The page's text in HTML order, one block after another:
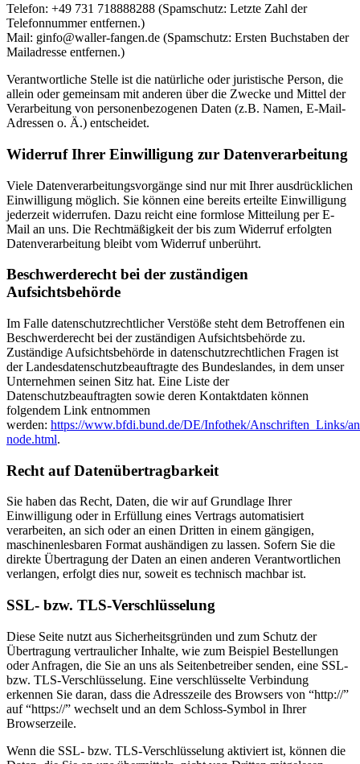
Telefon: +49 731 718888288 (Spamschutz: Letzte Zahl der
Telefonnummer entfernen.)
Mail: ginfo@waller-fangen.de (Spamschutz: Ersten Buchstaben der
Mailadresse entfernen.)
Verantwortliche Stelle ist die natürliche oder juristische Person, die
allein oder gemeinsam mit anderen über die Zwecke und Mittel der
Verarbeitung von personenbezogenen Daten (z.B. Namen, E-Mail-
Adressen o. Ä.) entscheidet.
Widerruf Ihrer Einwilligung zur Datenverarbeitung
Viele Datenverarbeitungsvorgänge sind nur mit Ihrer ausdrücklichen
Einwilligung möglich. Sie können eine bereits erteilte Einwilligung
jederzeit widerrufen. Dazu reicht eine formlose Mitteilung per E-
Mail an uns. Die Rechtmäßigkeit der bis zum Widerruf erfolgten
Datenverarbeitung bleibt vom Widerruf unberührt.
Beschwerderecht bei der zuständigen
Aufsichtsbehörde
Im Falle datenschutzrechtlicher Verstöße steht dem Betroffenen ein
Beschwerderecht bei der zuständigen Aufsichtsbehörde zu.
Zuständige Aufsichtsbehörde in datenschutzrechtlichen Fragen ist
der Landesdatenschutzbeauftragte des Bundeslandes, in dem unser
Unternehmen seinen Sitz hat. Eine Liste der
Datenschutzbeauftragten sowie deren Kontaktdaten können
folgendem Link entnommen
werden: https://www.bfdi.bund.de/DE/Infothek/Anschriften_Links/
node.html.
Recht auf Datenübertragbarkeit
Sie haben das Recht, Daten, die wir auf Grundlage Ihrer
Einwilligung oder in Erfüllung eines Vertrags automatisiert
verarbeiten, an sich oder an einen Dritten in einem gängigen,
maschinenlesbaren Format aushändigen zu lassen. Sofern Sie die
direkte Übertragung der Daten an einen anderen Verantwortlichen
verlangen, erfolgt dies nur, soweit es technisch machbar ist.
SSL- bzw. TLS-Verschlüsselung
Diese Seite nutzt aus Sicherheitsgründen und zum Schutz der
Übertragung vertraulicher Inhalte, wie zum Beispiel Bestellungen
oder Anfragen, die Sie an uns als Seitenbetreiber senden, eine SSL-
bzw. TLS-Verschlüsselung. Eine verschlüsselte Verbindung
erkennen Sie daran, dass die Adresszeile des Browsers von “http://”
auf “https://” wechselt und an dem Schloss-Symbol in Ihrer
Browserzeile.
Wenn die SSL- bzw. TLS-Verschlüsselung aktiviert ist, können die